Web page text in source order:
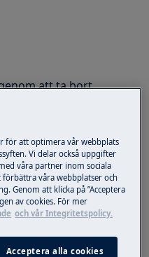
att ta bort
till strömmen igen
för att optimera vår webbplats
Vi delar också uppgifter
våra partner inom sociala
förbättra våra webbplatser och
Genom att klicka på ”Acceptera
av cookies. För mer
och vår Integritetspolicy.
Acceptera alla cookies